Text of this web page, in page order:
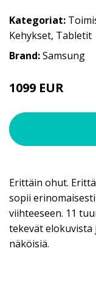
Kategoriat:
Kehykset, Tabletit
Brand:Samsung
1099 EUR
Erittäin ohut.
sopii
viihteeseen. 11
tekevät elokuvista
näköisiä.